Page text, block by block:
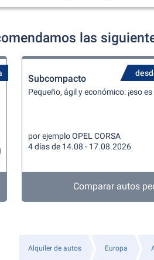
las
Subcompacto
Pequeño, ágil y económico: ¡eso
por ejemplo OPEL CORSA
4 días de 14.08 - 17.08.2026
Comparar autos
Alquiler de autos Europa